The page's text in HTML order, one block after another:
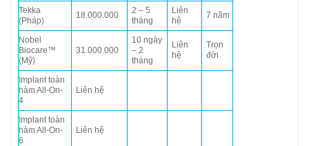
Tekka
(Pháp)
18.000.000
2 – 5
tháng
Liên
hệ
7 năm
Nobel
Biocare™
(Mỹ)
31.000.000
10 ngày
– 2
tháng
Liên
hệ
Trọn
đời
Implant toàn
hàm All-On-
4
Liên hệ
Implant toàn
hàm All-On-
6
Liên hệ